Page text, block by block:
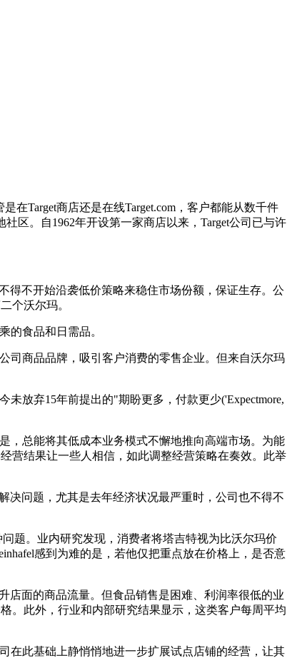
在Target商店还是在线Target.com，客户都能从数千件
区。自1962年开设第一家商店以来，Target公司已与许
得不开始沿袭低价策略来稳住市场份额，保证生存。公
个沃尔玛。
的食品和日需品。
司商品品牌，吸引客户消费的零售企业。但来自沃尔玛
放弃15年前提出的"期盼更多，付款更少('Expectmore,
，总能将其低成本业务模式不懈地推向高端市场。为能
营结果让一些人相信，如此调整经营策略在奏效。此举
决问题，尤其是去年经济状况最严重时，公司也不得不
题。业内研究发现，消费者将塔吉特视为比沃尔玛价
感到为难的是，若他仅把重点放在价格上，是否意
店面的商品流量。但食品销售是困难、利润率很低的业
。此外，行业和内部研究结果显示，这类客户每周平均
在此基础上静悄悄地进一步扩展试点店铺的经营，让其